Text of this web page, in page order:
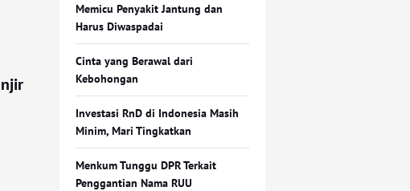
Memicu Penyakit Jantung dan
Harus Diwaspadai
Cinta yang Berawal dari
Kebohongan
Investasi RnD di Indonesia Masih
Minim, Mari Tingkatkan
Menkum Tunggu DPR Terkait
Penggantian Nama RUU